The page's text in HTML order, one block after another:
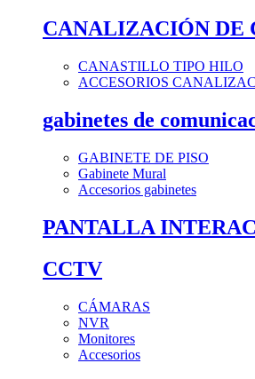
CANALIZACIÓN DE
CANASTILLO TIPO HILO
ACCESORIOS
gabinetes de
GABINETE DE PISO
Gabinete Mural
Accesorios gabinetes
PANTALLA
CCTV
CÁMARAS
NVR
Monitores
Accesorios